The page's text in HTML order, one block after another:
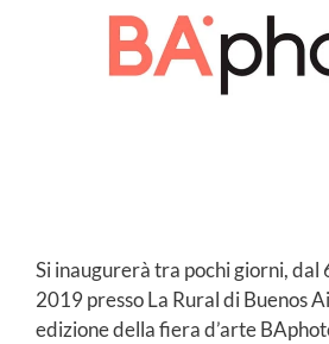
Si inaugurerà tra pochi giorni, dal
2019 presso La Rural di Buenos
edizione della fiera d’arte